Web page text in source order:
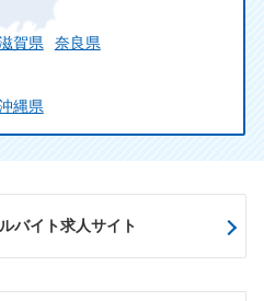
賀県
奈良県
縄県
バイト求人サイト